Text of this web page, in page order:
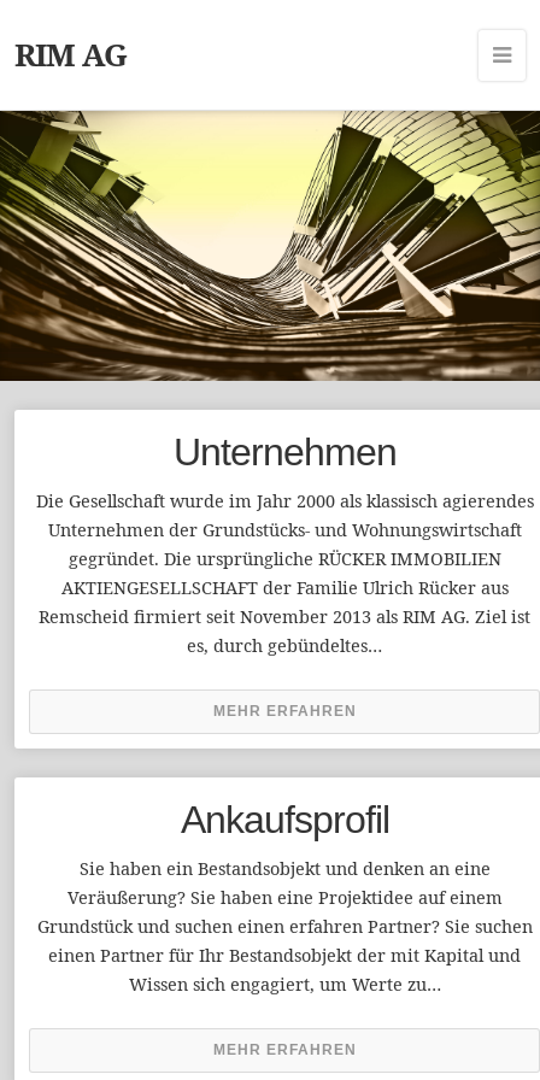
RIM AG
Unternehmen
Die Gesellschaft wurde im Jahr 2000 als klassisch agierendes
Unternehmen der Grundstücks- und Wohnungswirtschaft
gegründet. Die ursprüngliche RÜCKER IMMOBILIEN
AKTIENGESELLSCHAFT der Familie Ulrich Rücker aus
Remscheid firmiert seit November 2013 als RIM AG. Ziel ist
es, durch gebündeltes…
MEHR ERFAHREN
Ankaufsprofil
Sie haben ein Bestandsobjekt und denken an eine
Veräußerung? Sie haben eine Projektidee auf einem
Grundstück und suchen einen erfahren Partner? Sie suchen
einen Partner für Ihr Bestandsobjekt der mit Kapital und
Wissen sich engagiert, um Werte zu…
MEHR ERFAHREN